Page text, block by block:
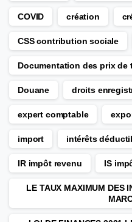
COVID création
CSS contribution sociale
Documentation des prix de
Douane droits
expert comptable
import intérêts
IR impôt revenu IS
LE TAUX MAXIMUM DES